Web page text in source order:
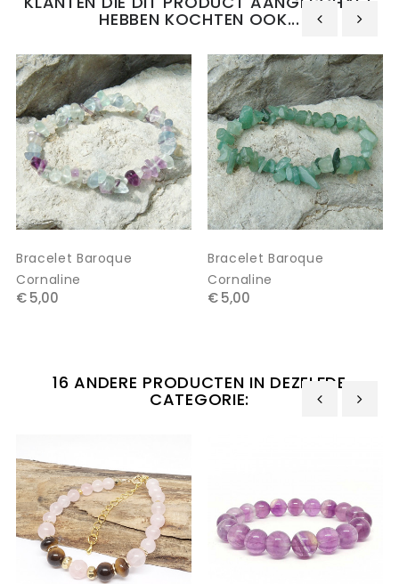
HEBBEN KOCHTEN OOK...
Bracelet Baroque
Cornaline
€ 5,00
Bracelet Baroque
Cornaline
€ 5,00
‹ ›
16 ANDERE PRODUCTEN IN DEZELFDE
CATEGORIE: